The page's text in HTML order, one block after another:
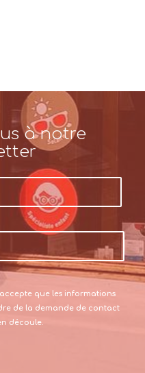
à notre
que les informations
de la demande de contact
découle.